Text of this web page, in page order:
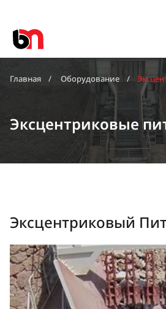
Главная Оборудование
Эксцентриковые
Эксцентриковый